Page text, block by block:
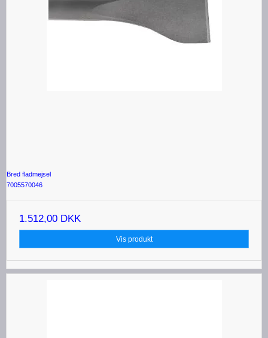
Bred fladmejsel
7005570046
1.512,00 DKK
Vis produkt